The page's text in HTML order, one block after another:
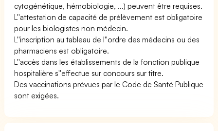
cytogénétique, hémobiologie, ...) peuvent être requises.
L''attestation de capacité de prélèvement est obligatoire
pour les biologistes non médecin.
L''inscription au tableau de l''ordre des médecins ou des
pharmaciens est obligatoire.
L''accès dans les établissements de la fonction publique
hospitalière s''effectue sur concours sur titre.
Des vaccinations prévues par le Code de Santé Publique
sont exigées.